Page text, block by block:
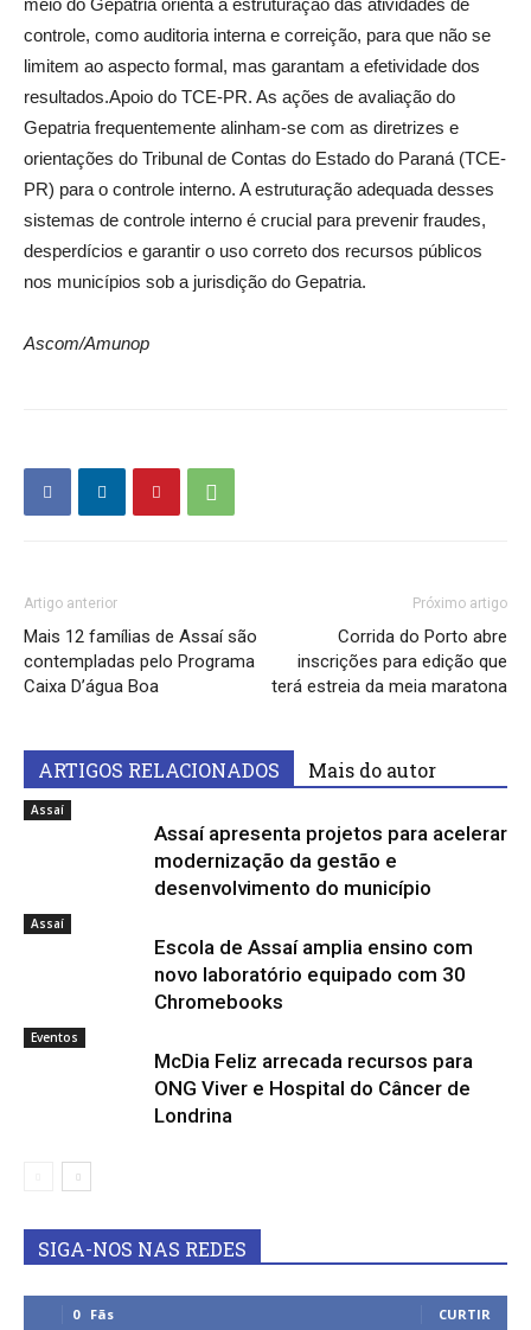
meio do Gepatria orienta a estruturação das atividades de
controle, como auditoria interna e correição, para que não se
limitem ao aspecto formal, mas garantam a efetividade dos
resultados.Apoio do TCE-PR. As ações de avaliação do
Gepatria frequentemente alinham-se com as diretrizes e
orientações do Tribunal de Contas do Estado do Paraná (TCE-
PR) para o controle interno. A estruturação adequada desses
sistemas de controle interno é crucial para prevenir fraudes,
desperdícios e garantir o uso correto dos recursos públicos
nos municípios sob a jurisdição do Gepatria.
Ascom/Amunop
Artigo anterior
Mais 12 famílias de Assaí são
contempladas pelo Programa
Caixa D’água Boa
Próximo artigo
Corrida do Porto abre
inscrições para edição que
terá estreia da meia maratona
ARTIGOS RELACIONADOS Mais do autor
Assaí
Assaí apresenta projetos para acelerar
modernização da gestão e
desenvolvimento do município
Assaí
Escola de Assaí amplia ensino com
novo laboratório equipado com 30
Chromebooks
Eventos
McDia Feliz arrecada recursos para
ONG Viver e Hospital do Câncer de
Londrina
SIGA-NOS NAS REDES
0 Fãs CURTIR